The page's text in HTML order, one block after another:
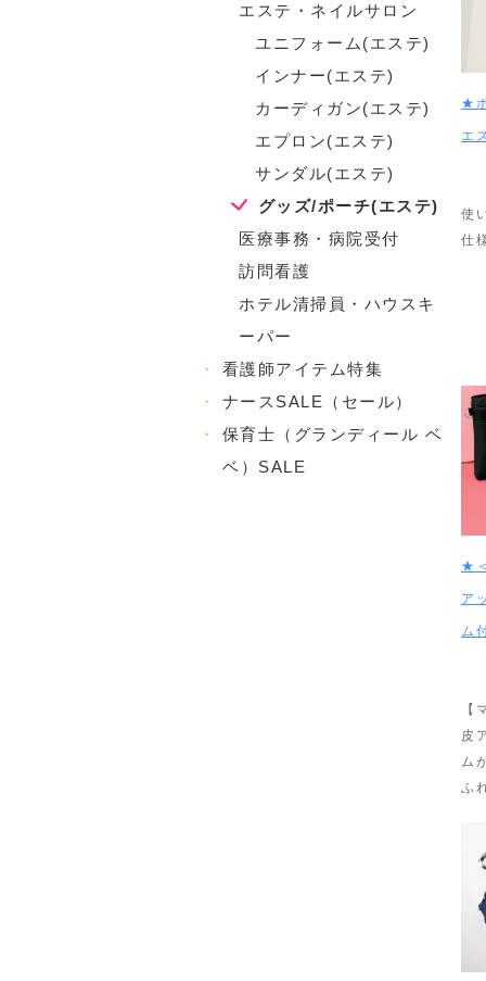
エステ・ネイルサロン
ユニフォーム(エステ)
インナー(エステ)
カーディガン(エステ)
エプロン(エステ)
サンダル(エステ)
グッズ/ポーチ(エステ)
医療事務・病院受付
訪問看護
ホテル清掃員・ハウスキ
ーパー
・
看護師アイテム特集
・
ナースSALE（セール）
・
保育士（グランディール ベ
ベ）SALE
★
エ
使
仕
★
ア
ム
【
皮
ム
ふ